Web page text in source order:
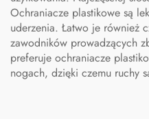
Ochraniacze plastikowe są
uderzenia. Łatwo je również
zawodników prowadzących
preferuje ochraniacze
nogach, dzięki czemu ruchy